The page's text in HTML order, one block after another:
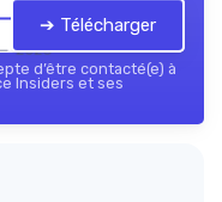
2026
➔ Télécharger
d’être contacté(e) à
Insiders et ses